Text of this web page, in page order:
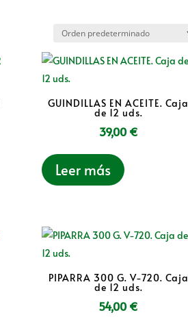
GUINDILLAS EN ACEITE. Caja
de 12 uds.
39,00 €
Leer más
PIPARRA 300 G. V-720. Caja
de 12 uds.
54,00 €